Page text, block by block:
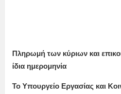
Πληρωμή των κύριων και
ίδια ημερομηνία
Το Υπουργείο Εργασίας και